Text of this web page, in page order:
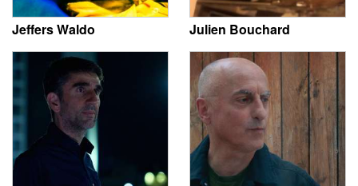
Jeffers Waldo Julien Bouchard